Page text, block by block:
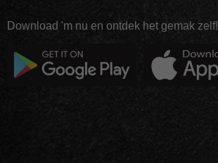
Download 'm nu en ontdek het gemak zelf!